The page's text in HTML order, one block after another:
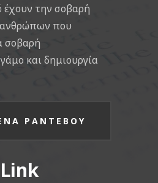
την σοβαρή
ανθρώπων που
σοβαρή
και δημιουργία
ΡΑΝΤΕΒΟΥ